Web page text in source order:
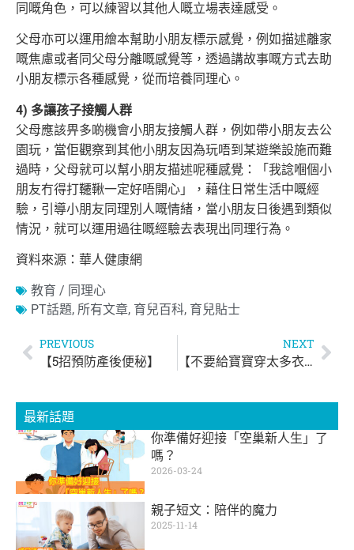
同嘅角色，可以練習以其他人嘅立場表達感受。
父母亦可以運用繪本幫助小朋友標示感覺，例如描述離家
嘅焦慮或者同父母分離嘅感覺等，透過講故事嘅方式去助
小朋友標示各種感覺，從而培養同理心。
4) 多讓孩子接觸人群
父母應該畀多啲機會小朋友接觸人群，例如帶小朋友去公
園玩，當佢觀察到其他小朋友因為玩唔到某遊樂設施而難
過時， 父母就可以幫小朋友描述呢種感覺：「我諗嗰個小
朋友冇得打韆鞦一定好唔開心」，藉住日常生活中嘅經
驗，引導小朋友同理別人嘅情緒， 當小朋友日後遇到類似
情況，就可以運用過往嘅經驗去表現出同理行為。
資料來源：華人健康網
教育 / 同理心
PT話題, 所有文章, 育兒百科, 育兒貼士
PREVIOUS
【5招預防產後便秘】
NEXT
【不要給寶寶穿太多衣服】
最新話題
你準備好迎接「空巢新人生」了
嗎？
2026-03-24
親子短文：陪伴的魔力
2025-11-14